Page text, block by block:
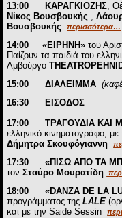
13:00
ΚΑΡΑΓΚΙΟΖΗΣ,
Νίκος Βουσβουκής ,
Βουσβουκήςπερισσότερα…
14:00 «ΕΙΡΗΝΗ» του
Παίζουν τα παιδιά του
Αμβούργο
15:00 ΔΙΑΛΕΙΜΜΑ
16:30 ΕΙΣΟΔΟΣ
17:00
ΤΡΑΓΟΥΔΙΑ ΚΑΙ
ελληνικό κινηματογράφο, με
Δήμητρα Σκουφόγιαννη
17:30 «ΠΙΣΩ ΑΠΟ ΤΑ
τονΣταύρο Μουρατίδη
18:00 «DANZA DE LA
προγράμματος τηςLALE
και με την Saide Sessin